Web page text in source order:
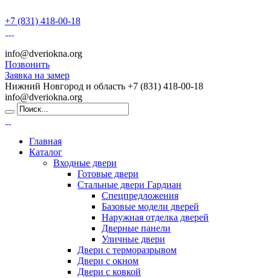
+7 (831) 418-00-18
info@dveriokna.org
Позвонить
Заявка на замер
Нижний Новгород и область +7 (831) 418-00-18
info@dveriokna.org
Главная
Каталог
Входные двери
Готовые двери
Стальные двери Гардиан
Спецпредложения
Базовые модели дверей
Наружная отделка дверей
Дверные панели
Уличные двери
Двери с терморазрывом
Двери с окном
Двери с ковкой